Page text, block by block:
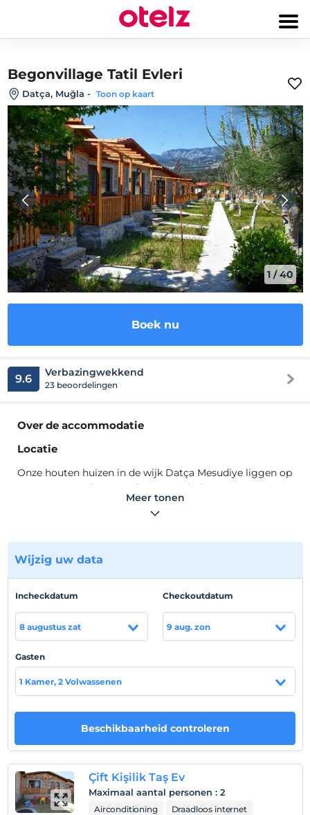
Begonvillage Tatil Evleri
Datça, Muğla - Toon op kaart
1 /40
Boek nu
9.6 Verbazingwekkend
23 beoordelingen
Over de accommodatie
Locatie
Onze houten huizen in de wijk Datça Mesudiye liggen op
250 meter van het strand van Hayıtbükü en op 750
meter van het strand van Ovabükü. Al onze huizen
hebben een balkon, alle kamers hebben airconditioning
verblijven.
Toon op kaart
Hotelvoorwaarden
Check in
Voor 12:00
huisdier
Huisdieren toegestaan
roken
Meer tonen
Wijzig uw data
Incheckdatum
8 augustus zat
Checkoutdatum
9 aug. zon
Gasten
1 Kamer, 2 Volwassenen
Beschikbaarheid controleren
Çift Kişilik Taş Ev
Maximaal aantal personen : 2
Airconditioning Draadloos internet